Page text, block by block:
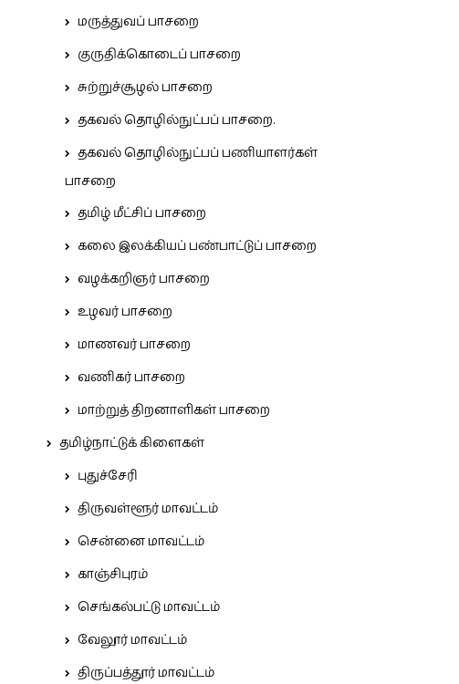
மருத்துவப் பாசறை
குருதிக்கொடைப் பாசறை
சுற்றுச்சூழல் பாசறை
தகவல் தொழில்நுட்பப் பாசறை.
தகவல் தொழில்நுட்பப் பணியாளர்கள்
பாசறை
தமிழ் மீட்சிப் பாசறை
கலை இலக்கியப் பண்பாட்டுப் பாசறை
வழக்கறிஞர் பாசறை
உழவர் பாசறை
மாணவர் பாசறை
வணிகர் பாசறை
மாற்றுத் திறனாளிகள் பாசறை
தமிழ்நாட்டுக் கிளைகள்
புதுச்சேரி
திருவள்ளூர் மாவட்டம்
சென்னை மாவட்டம்
காஞ்சிபுரம்
செங்கல்பட்டு மாவட்டம்
வேலூர் மாவட்டம்
திருப்பத்தூர் மாவட்டம்